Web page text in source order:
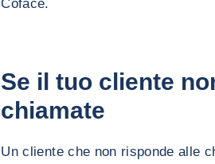
Coface.
Se il tuo cliente
chiamate
Un cliente che non risponde alle